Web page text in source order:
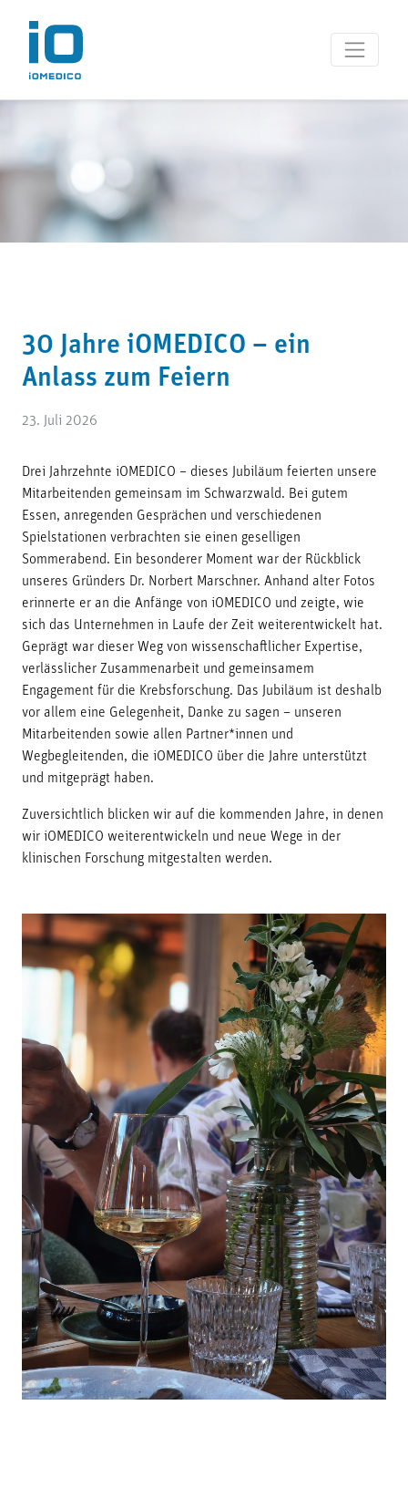
30 Jahre iOMEDICO – ein
Anlass zum Feiern
23. Juli 2026
Drei Jahrzehnte iOMEDICO – dieses Jubiläum feierten unsere
Mitarbeitenden gemeinsam im Schwarzwald. Bei gutem
Essen, anregenden Gesprächen und verschiedenen
Spielstationen verbrachten sie einen geselligen
Sommerabend. Ein besonderer Moment war der Rückblick
unseres Gründers Dr. Norbert Marschner. Anhand alter Fotos
erinnerte er an die Anfänge von iOMEDICO und zeigte, wie
sich das Unternehmen in Laufe der Zeit weiterentwickelt hat.
Geprägt war dieser Weg von wissenschaftlicher Expertise,
verlässlicher Zusammenarbeit und gemeinsamem
Engagement für die Krebsforschung. Das Jubiläum ist deshalb
vor allem eine Gelegenheit, Danke zu sagen – unseren
Mitarbeitenden sowie allen Partner*innen und
Wegbegleitenden, die iOMEDICO über die Jahre unterstützt
und mitgeprägt haben.
Zuversichtlich blicken wir auf die kommenden Jahre, in denen
wir iOMEDICO weiterentwickeln und neue Wege in der
klinischen Forschung mitgestalten werden.